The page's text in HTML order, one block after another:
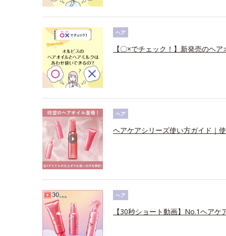
ヘア
【〇×でチェック！】新発売のヘ
ヘア
ヘアケアシリーズ使い方ガイド｜
ヘア
【30秒ショート動画】No.1ヘア